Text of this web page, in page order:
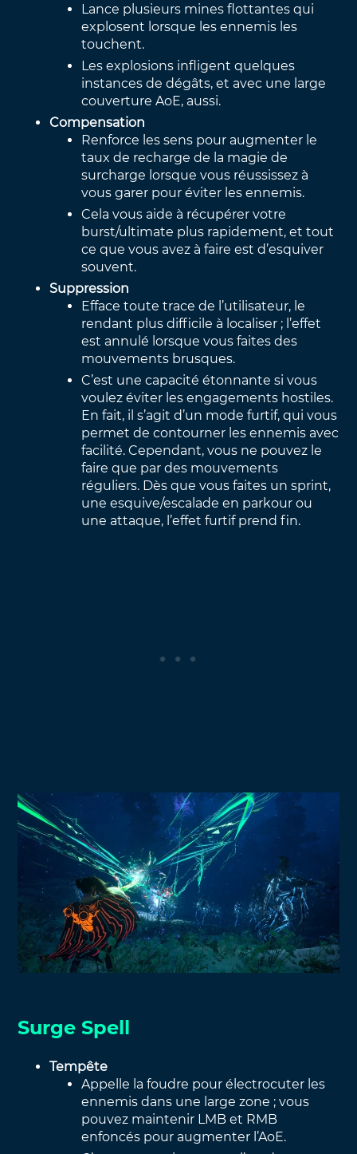
Lance plusieurs mines flottantes qui
explosent lorsque les ennemis les
touchent.
Les explosions infligent quelques
instances de dégâts, et avec une large
couverture AoE, aussi.
Compensation
Renforce les sens pour augmenter le
taux de recharge de la magie de
surcharge lorsque vous réussissez à
vous garer pour éviter les ennemis.
Cela vous aide à récupérer votre
burst/ultimate plus rapidement, et tout
ce que vous avez à faire est d’esquiver
souvent.
Suppression
Efface toute trace de l’utilisateur, le
rendant plus difficile à localiser ; l’effet
est annulé lorsque vous faites des
mouvements brusques.
C’est une capacité étonnante si vous
voulez éviter les engagements hostiles.
En fait, il s’agit d’un mode furtif, qui vous
permet de contourner les ennemis avec
facilité. Cependant, vous ne pouvez le
faire que par des mouvements
réguliers. Dès que vous faites un sprint,
une esquive/escalade en parkour ou
une attaque, l’effet furtif prend fin.
Surge Spell
Tempête
Appelle la foudre pour électrocuter les
ennemis dans une large zone ; vous
pouvez maintenir LMB et RMB
enfoncés pour augmenter l’AoE.